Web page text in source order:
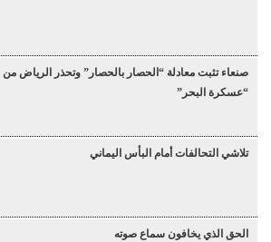
صنعاء تثبت معادلة “الحصار بالحصار” وتحذر الرياض من
“عسكرة البحر”
تلاشي التحالفات أمام البأس اليماني
الحق الذي يخافون سماع صوته